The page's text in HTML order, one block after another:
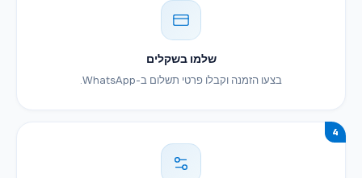
שלמו בשקלים
בצעו הזמנה וקבלו פרטי תשלום ב-WhatsApp.
4